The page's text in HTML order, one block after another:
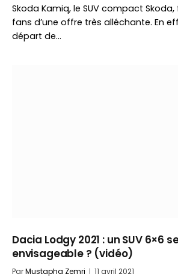
Skoda Kamiq, le SUV compact
fans d’une offre très alléchante. En
départ de…
Dacia Lodgy 2021 : un SUV 6×6
envisageable ? (vidéo)
ParMustapha Zemri 11 avril 2021